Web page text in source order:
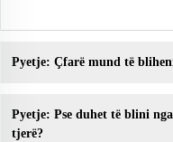
Pyetje: Çfarë mund të
Pyetje: Pse duhet të blini
tjerë?